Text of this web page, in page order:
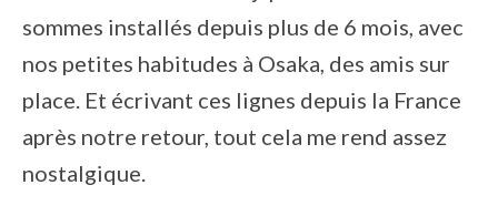
sommes installés depuis plus de 6 mois, avec
nos petites habitudes à Osaka, des amis sur
place. Et écrivant ces lignes depuis la France
après notre retour, tout cela me rend assez
nostalgique.